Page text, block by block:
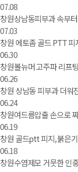
07.08
창원상남동피부과 속부
07.03
창원 에토좀 골드 PTT 피
06.30
창원볼뉴머 고주파 리프
06.26
창원 상남동 피부과 더
06.24
창원여드름압출 손으로
06.19
창원 골드ptt 피지, 붉은
06.18
창원수염제모 거뭇한 인